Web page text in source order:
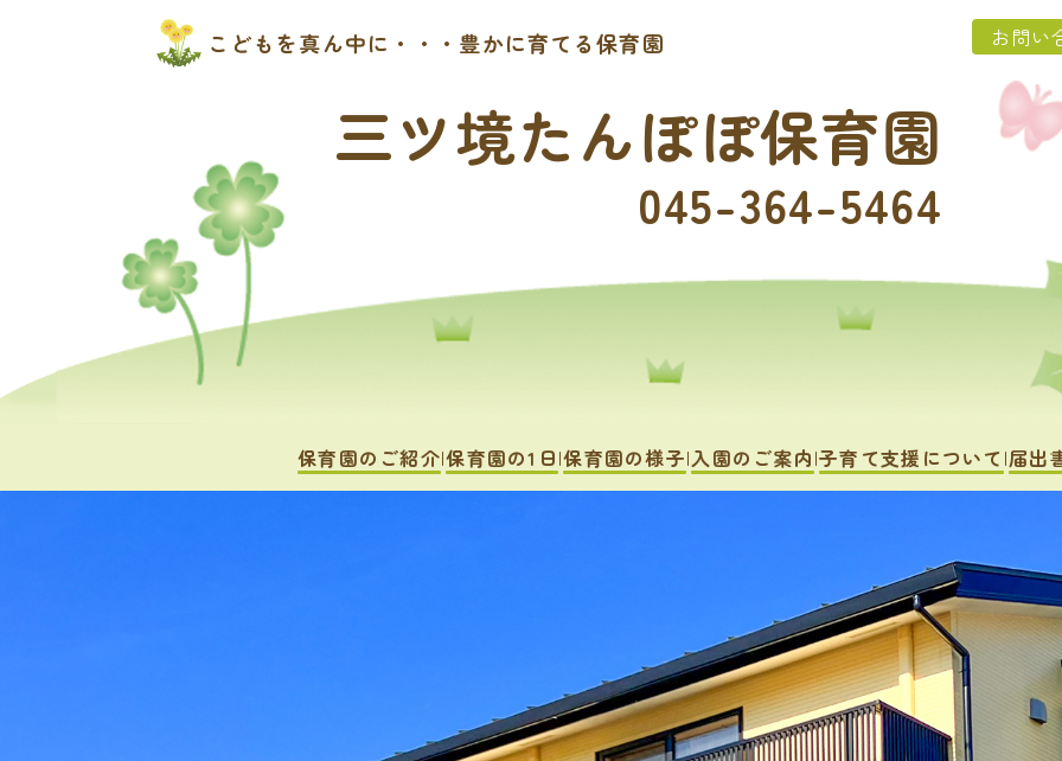
こどもを真ん中に・・・豊かに育てる保育園 お問い
三ツ境たんぽぽ保育園
045-364-5464
保育園のご紹介 保育園の1日 保育園の様子 入園のご案内 子育て支援について 届出